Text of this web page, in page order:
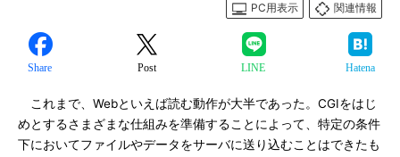
PC用表示
関連情報
Share Post LINE Hatena
これまで、Webといえば読む動作が大半であった。CGIをはじ
めとするさまざまな仕組みを準備することによって、特定の条件
下においてファイルやデータをサーバに送り込むことはできたも